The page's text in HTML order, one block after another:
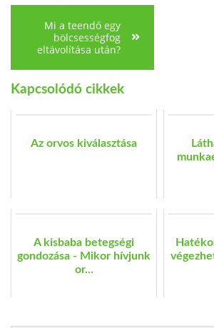
Mi a teendő egy
bölcsességfog
eltávolítása után?
Kapcsolódó cikkek
Az orvos kiválasztása
A kisbaba betegségi
gondozása - Mikor hívjunk
or...